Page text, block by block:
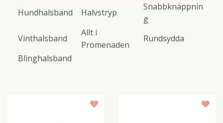
Hundhalsband Halvstryp
Snabbknäppnin
g
Vinthalsband
Allt i
Promenaden
Rundsydda
Blinghalsband